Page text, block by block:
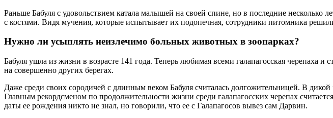
Раньше Бабуля с удовольствием катала малышей на своей спине, но в последние несколько
с костями. Видя мучения, которые испытывает их подопечная, сотрудники питомника
Нужно ли усыплять неизлечимо больных животных в зоопарках?
Бабуля ушла из жизни в возрасте 141 года. Теперь любимая всеми галапагосская
на совершенно других берегах.
Даже среди своих сородичей с длинным веком Бабуля считалась долгожительницей. В
Главным рекордсменом по продолжительности жизни среди галапагосских черепах
даты ее рождения никто не знал, но говорили, что ее с Галапагосов вывез сам Дарвин.